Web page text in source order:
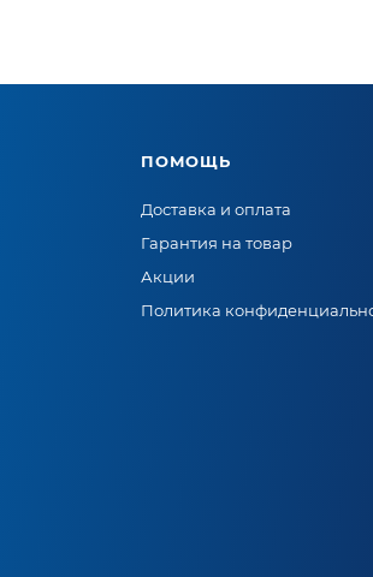
ПОМОЩЬ
Доставка и оплата
Гарантия на товар
Акции
Политика